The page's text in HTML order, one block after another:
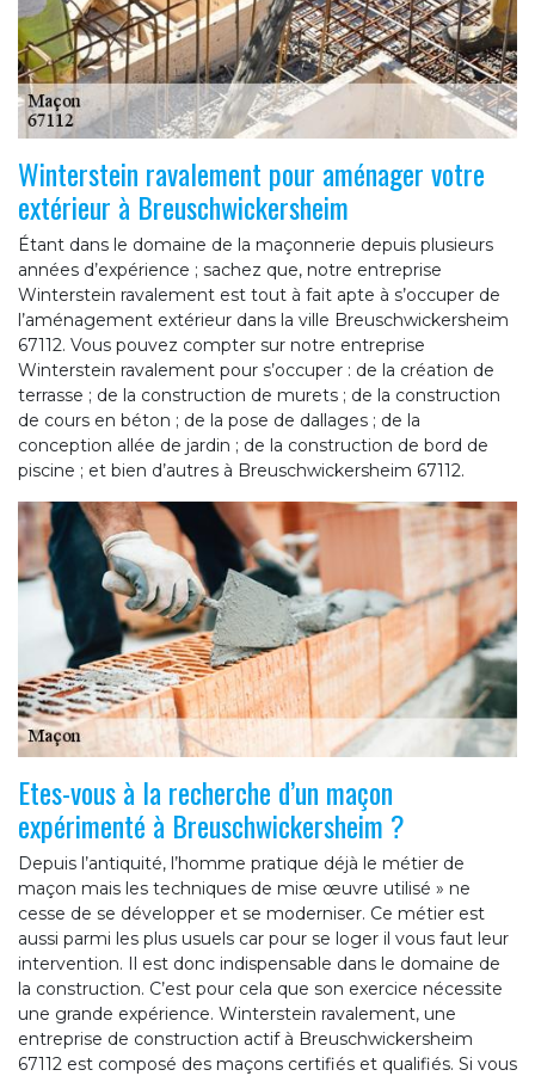
Winterstein ravalement pour aménager votre
extérieur à Breuschwickersheim
Étant dans le domaine de la maçonnerie depuis plusieurs
années d’expérience ; sachez que, notre entreprise
Winterstein ravalement est tout à fait apte à s’occuper de
l’aménagement extérieur dans la ville Breuschwickersheim
67112. Vous pouvez compter sur notre entreprise
Winterstein ravalement pour s’occuper : de la création de
terrasse ; de la construction de murets ; de la construction
de cours en béton ; de la pose de dallages ; de la
conception allée de jardin ; de la construction de bord de
piscine ; et bien d’autres à Breuschwickersheim 67112.
Etes-vous à la recherche d’un maçon
expérimenté à Breuschwickersheim ?
Depuis l’antiquité, l’homme pratique déjà le métier de
maçon mais les techniques de mise œuvre utilisé » ne
cesse de se développer et se moderniser. Ce métier est
aussi parmi les plus usuels car pour se loger il vous faut leur
intervention. Il est donc indispensable dans le domaine de
la construction. C’est pour cela que son exercice nécessite
une grande expérience. Winterstein ravalement, une
entreprise de construction actif à Breuschwickersheim
67112 est composé des maçons certifiés et qualifiés. Si vous